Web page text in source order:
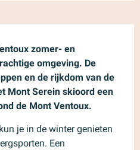
zomer- en
omgeving. De
en de rijkdom van de
Mont Serein skioord een
de Mont Ventoux.
je in de winter genieten
Een